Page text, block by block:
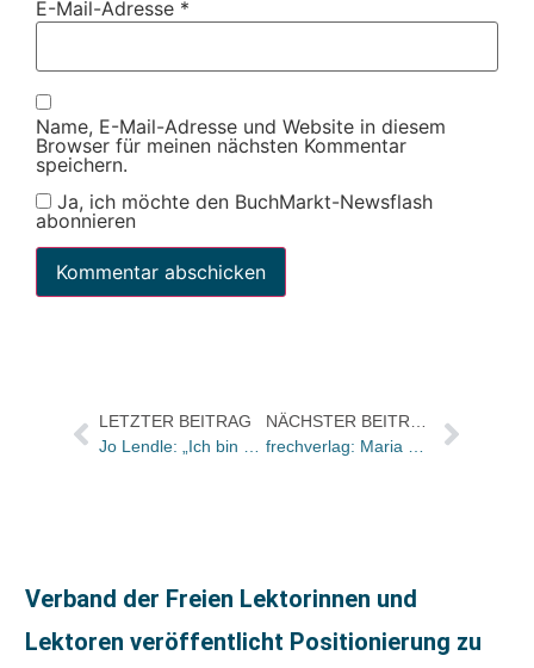
E-Mail-Adresse *
Name, E-Mail-Adresse und Website in diesem
Browser für meinen nächsten Kommentar
speichern.
Ja, ich möchte den BuchMarkt-Newsflash
abonnieren
LETZTER BEITRAG
Jo Lendle: „Ich bin müde, ich bin hungrig“ – der Hanser-Verleger im SZ-Magazin
NÄCHSTER BEITRAG
frechverlag: Maria Lochthowe übernimmt Herstellungsleitung
Verband der Freien Lektorinnen und
Lektoren veröffentlicht Positionierung zu